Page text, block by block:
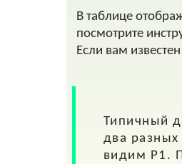
В таблице
посмотрите
Если вам
Типичный
два
видим P1.